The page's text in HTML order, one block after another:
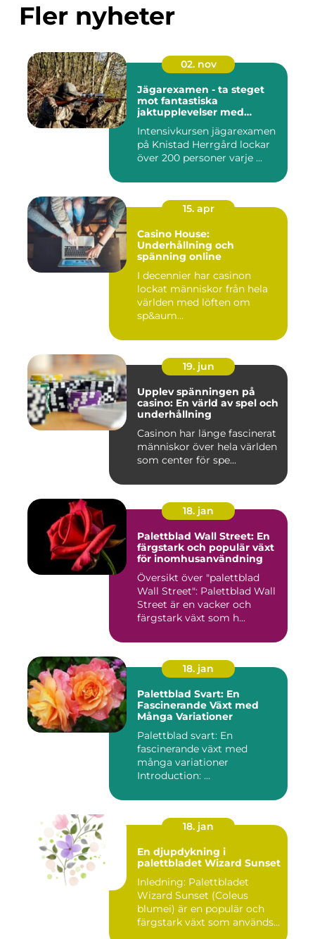
Fler nyheter
02. nov
Jägarexamen - ta steget
mot fantastiska
jaktupplevelser med
Intensivkursen jägarexamen
på Knistad Herrgård lockar
över 200 personer varje ...
15. apr
Casino House:
Underhållning och
spänning online
I decennier har casinon
lockat människor från hela
världen med löften om
sp&aum...
19. jun
Upplev spänningen på
casino: En värld av spel och
underhållning
Casinon har länge fascinerat
människor över hela världen
som center för spe...
18. jan
Palettblad Wall Street: En
färgstark och populär växt
för inomhusanvändning
Översikt över "palettblad
Wall Street": Palettblad Wall
Street är en vacker och
färgstark växt som h...
18. jan
Palettblad Svart: En
Fascinerande Växt med
Många Variationer
Palettblad svart: En
fascinerande växt med
många variationer
Introduction: ...
18. jan
En djupdykning i
palettbladet Wizard Sunset
Inledning: Palettbladet
Wizard Sunset (Coleus
blumei) är en populär och
färgstark växt som används